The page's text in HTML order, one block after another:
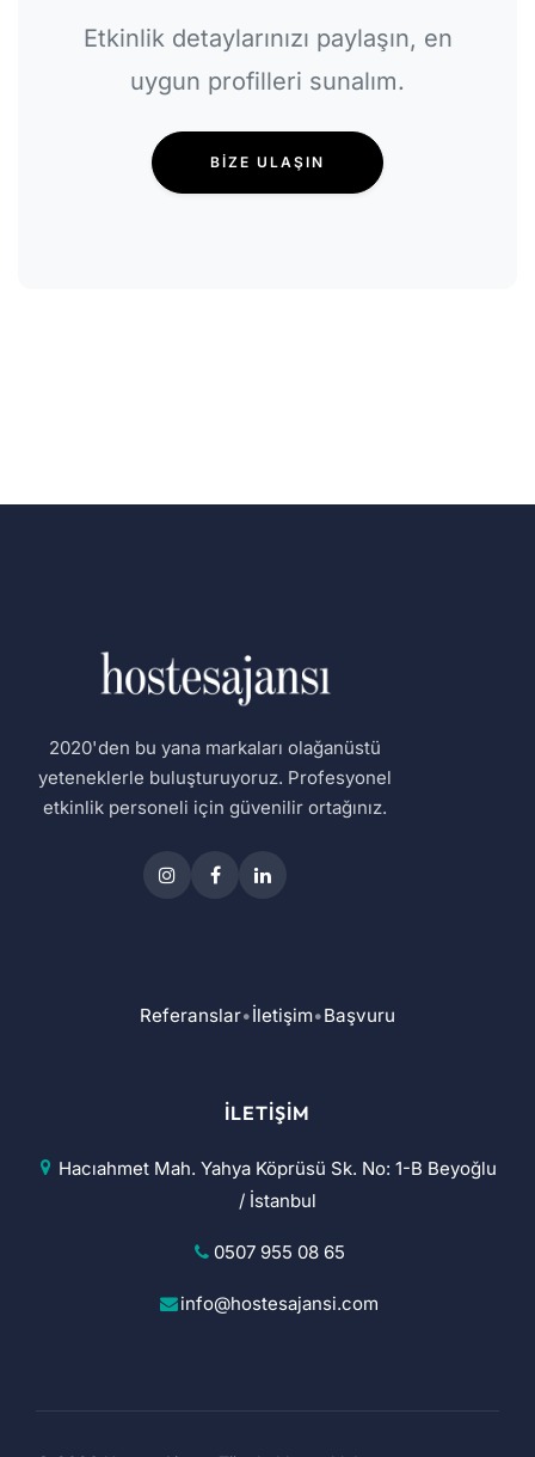
Etkinlik detaylarınızı paylaşın, en
uygun profilleri sunalım.
BIZE ULAŞIN
2020'den bu yana markaları olağanüstü
yeteneklerle buluşturuyoruz. Profesyonel
etkinlik personeli için güvenilir ortağınız.
Referanslar•İletişim•Başvuru
İLETIŞIM
Hacıahmet Mah. Yahya Köprüsü Sk. No: 1-B Beyoğlu
/ İstanbul
0507 955 08 65
info@hostesajansi.com